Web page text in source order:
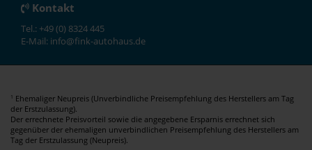
Kontakt
Tel.: +49 (0) 8324 445
E-Mail: info@fink-autohaus.de
1 Ehemaliger Neupreis (Unverbindliche Preisempfehlung des Herstellers am Tag
der Erstzulassung).
Der errechnete Preisvorteil sowie die angegebene Ersparnis errechnet sich
gegenüber der ehemaligen unverbindlichen Preisempfehlung des Herstellers am
Tag der Erstzulassung (Neupreis).